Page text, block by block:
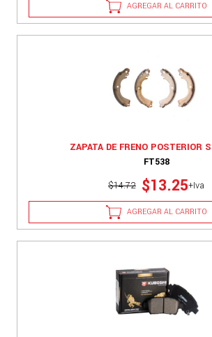
AGREGAR AL CARRITO
ZAPATA DE FRENO POSTERIOR
FT538
$14.72 $13.25+Iva
AGREGAR AL CARRITO